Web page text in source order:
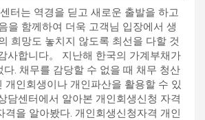
터는 역경을 딛고 새로운 출발을 하고
을 함께하여 더욱 고객님 입장에서 생
희망도 놓치지 않도록 최선을 다할 것
사합니다。 지난해 한국의 가계부채가
다. 채무를 감당할 수 없을 때 채무 청산
개인회생이나 개인파산을 활용할 수 있
담센터에서 알아본 개인회생신청 자격
격을 알아봤다. 개인회생신청자격 개인